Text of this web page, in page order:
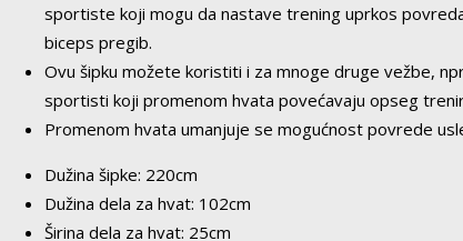
sportiste koji mogu da nastave trening uprkos
biceps pregib.
Ovu šipku možete koristiti i za mnoge druge vežbe,
sportisti koji promenom hvata povećavaju opseg
Promenom hvata umanjuje se mogućnost povrede
Dužina šipke: 220cm
Dužina dela za hvat: 102cm
Širina dela za hvat: 25cm